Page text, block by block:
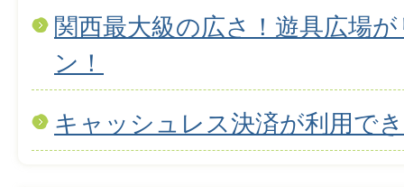
関西最大級の広さ！遊具広場
ン！
キャッシュレス決済が利用で